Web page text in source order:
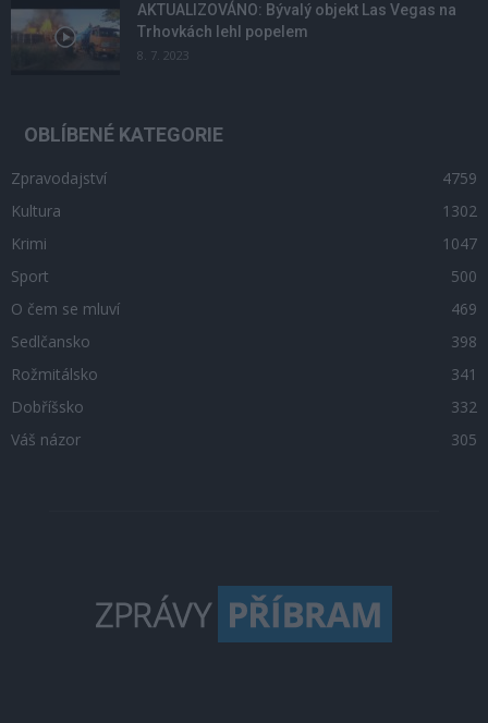
AKTUALIZOVÁNO: Bývalý objekt Las Vegas na
Trhovkách lehl popelem
8. 7. 2023
OBLÍBENÉ KATEGORIE
Zpravodajství
4759
Kultura
1302
Krimi
1047
Sport
500
O čem se mluví
469
Sedlčansko
398
Rožmitálsko
341
Dobříšsko
332
Váš názor
305